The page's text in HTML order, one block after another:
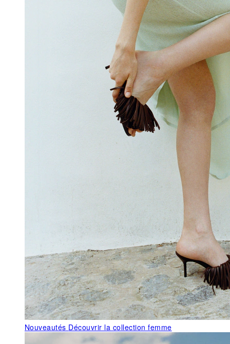
Nouveautés Découvrir la collection femme